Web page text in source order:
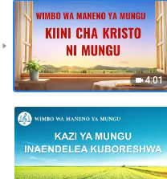
4:01